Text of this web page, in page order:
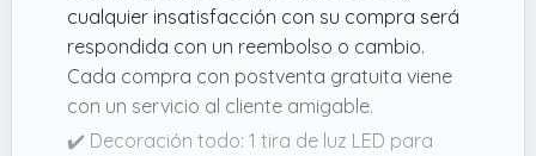
cualquier insatisfacción con su compra será
respondida con un reembolso o cambio.
Cada compra con postventa gratuita viene
con un servicio al cliente amigable.
✔️ Decoración todo: 1 tira de luz LED para